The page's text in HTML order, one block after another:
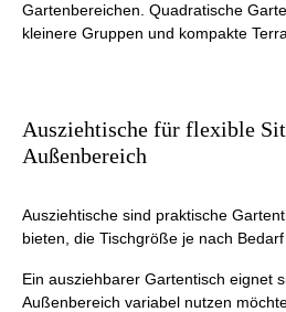
Gartenbereichen. Quadratische
kleinere Gruppen und kompakte
Ausziehtische für flexible
Außenbereich
Ausziehtische sind praktische
bieten, die Tischgröße je nach Bedarf
Ein ausziehbarer Gartentisch eignet
Außenbereich variabel nutzen